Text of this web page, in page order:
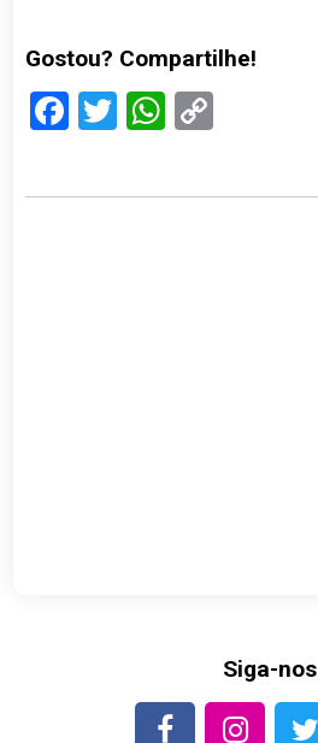
Gostou? Compartilhe!
Facebook
TwitterWhatsApp
Siga-nos